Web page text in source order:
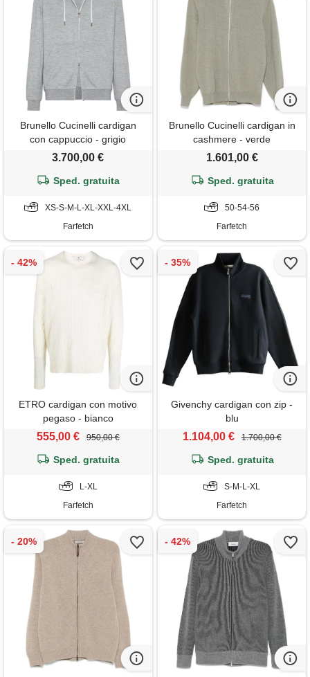
Brunello Cucinelli cardigan
con cappuccio - grigio
3.700,00 €
Sped. gratuita
XS-S-M-L-XL-XXL-4XL
Farfetch
Brunello Cucinelli cardigan in
cashmere - verde
1.601,00 €
Sped. gratuita
50-54-56
Farfetch
ETRO cardigan con motivo
pegaso - bianco
555,00 € 950,00 €
Sped. gratuita
L-XL
Farfetch
Givenchy cardigan con zip -
blu
1.104,00 € 1.700,00 €
Sped. gratuita
S-M-L-XL
Farfetch